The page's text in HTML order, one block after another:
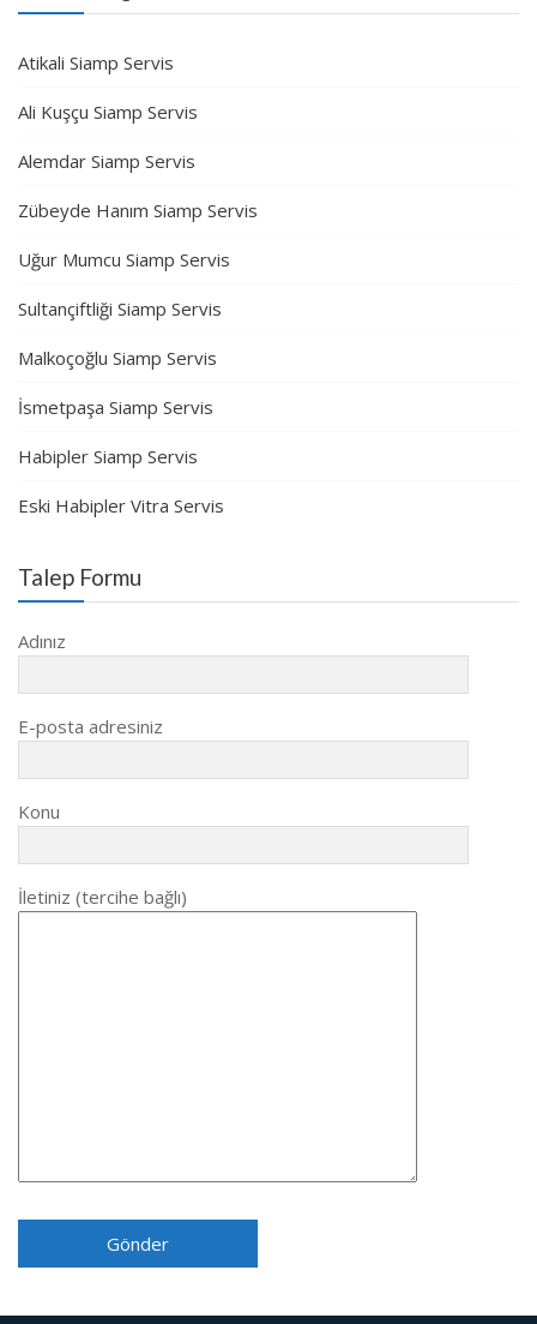
Atikali Siamp Servis
Ali Kuşçu Siamp Servis
Alemdar Siamp Servis
Zübeyde Hanım Siamp Servis
Uğur Mumcu Siamp Servis
Sultançiftliği Siamp Servis
Malkoçoğlu Siamp Servis
İsmetpaşa Siamp Servis
Habipler Siamp Servis
Eski Habipler Vitra Servis
Talep Formu
Adınız
E-posta adresiniz
Konu
İletiniz (tercihe bağlı)